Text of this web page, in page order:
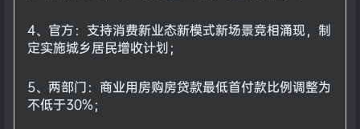
4、官方：支持消费新业态新模式新场景竞相涌现，制
定实施城乡居民增收计划；
5、两部门：商业用房购房贷款最低首付款比例调整为
不低于30%；